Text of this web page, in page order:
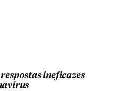
ineficazes